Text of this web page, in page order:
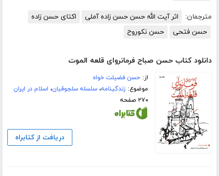
مترجمان: اثر آیت الله حسن حسن زاده آملی
اكتای حسن زاده
حسن فتحی
حسن نکوروح
دانلود کتاب حسن صباح فرمانروای قلعه الموت
از:حسن فضیلت خواه
موضوع:زندگینامه،سلسله سلجوقیان، اسلام در ایران
۲۷۰ صفحه
دریافت از کتابراه